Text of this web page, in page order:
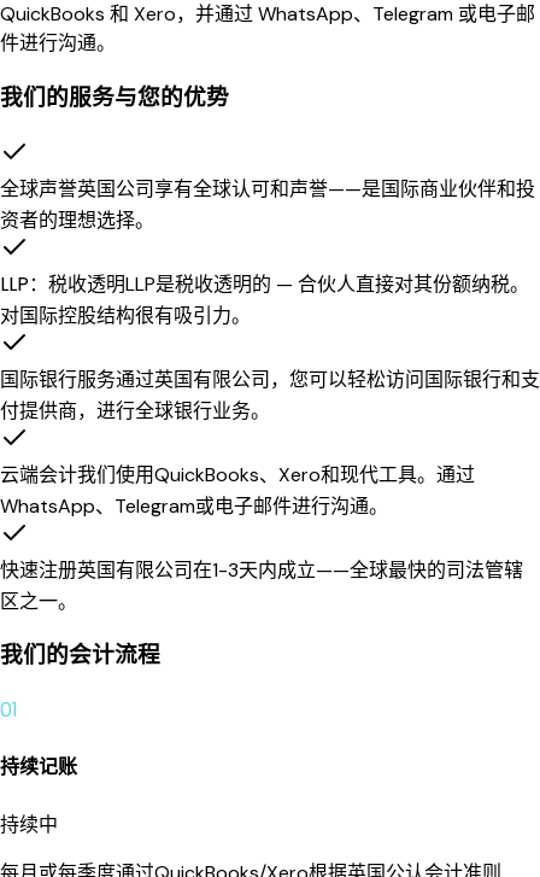
QuickBooks 和 Xero，并通过 WhatsApp、Telegram 或电子邮
件进行沟通。
我们的服务与您的优势
全球声誉英国公司享有全球认可和声誉——是国际商业伙伴和投
资者的理想选择。
LLP：税收透明LLP是税收透明的 — 合伙人直接对其份额纳税。
对国际控股结构很有吸引力。
国际银行服务通过英国有限公司，您可以轻松访问国际银行和支
付提供商，进行全球银行业务。
云端会计我们使用QuickBooks、Xero和现代工具。通过
WhatsApp、Telegram或电子邮件进行沟通。
快速注册英国有限公司在1-3天内成立——全球最快的司法管辖
区之一。
我们的会计流程
01
持续记账
持续中